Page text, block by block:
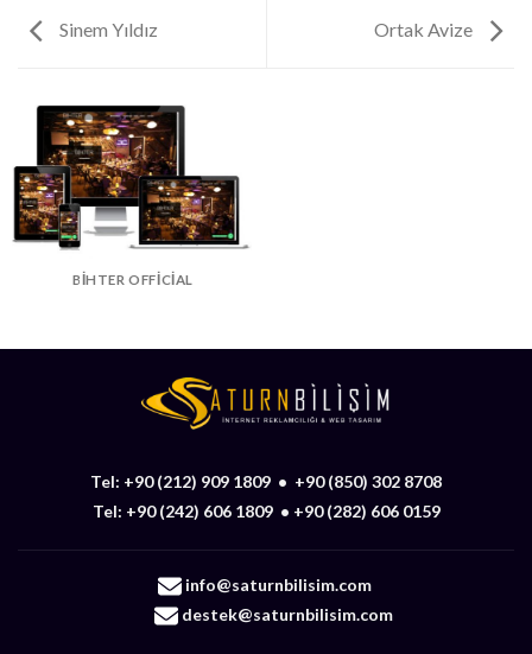
Sinem Yıldız Ortak Avize
BIHTER OFFICIAL
Tel: +90 (212) 909 1809 • +90 (850) 302 8708
Tel: +90 (242) 606 1809• +90 (282) 606 0159
info@saturnbilisim.com
destek@saturnbilisim.com